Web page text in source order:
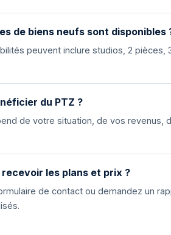
de biens neufs sont disponibles
peuvent inclure studios, 2
du PTZ ?
de votre situation, de vos revenus,
recevoir les plans et prix ?
de contact ou demandez un